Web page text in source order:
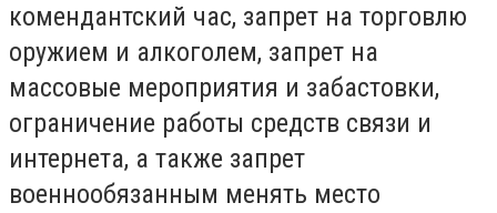
комендантский час, запрет на торговлю
оружием и алкоголем, запрет на
массовые мероприятия и забастовки,
ограничение работы средств связи и
интернета, а также запрет
военнообязанным менять место